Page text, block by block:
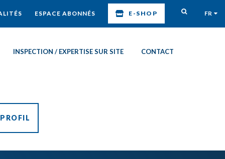
FR
INSPECTION / EXPERTISE SUR SITE CONTACT
ESPACE ABONNÉS E-SHOP